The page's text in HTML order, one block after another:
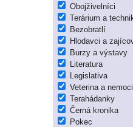
Obojživelníci
Terárium a
Bezobratlí
Hlodavci a
Burzy a výstavy
Literatura
Legislativa
Veterina a nemoci
Terahádanky
Černá kronika
Pokec